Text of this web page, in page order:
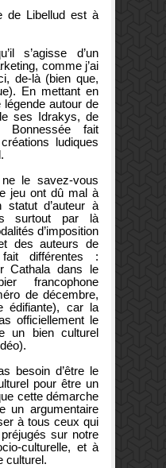
de Libellud est à
s’agisse d’un
comme j’ai
de-là (bien que,
En mettant en
autour de
ses Idrakys, de
Bonnessée fait
ludiques
le savez-vous
jeu ont dû mal à
d’auteur à
surtout par là
d’imposition
des auteurs de
différentes :
Cathala dans le
francophone
de décembre,
car la
officiellement le
un bien culturel
besoin d’être le
pour être un
cette démarche
un argumentaire
à tous ceux qui
sur notre
culturelle, et à
culturel.